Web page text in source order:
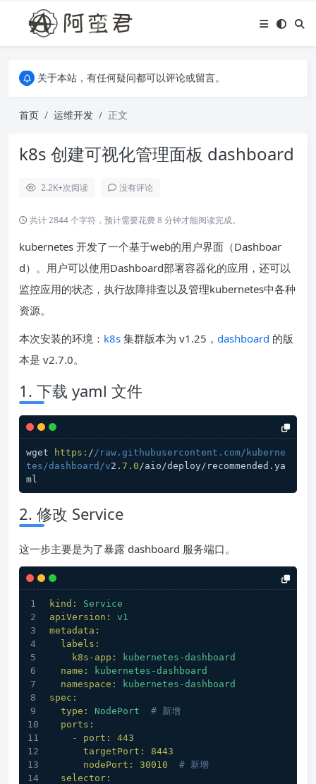
关于本站，有任何疑问都可以评论或留言。
欢迎访问阿蛮君博客~
欢迎访问阿蛮君博客~
首页 运维开发 正文
k8s 创建可视化管理面板 dashboard
2.2K+次阅读 没有评论
共计 2844 个字符，预计需要花费 8 分钟才能阅读完成。
kubernetes 开发了一个基于web的用户界面（Dashboar
d）。用户可以使用Dashboard部署容器化的应用，还可以
监控应用的状态，执行故障排查以及管理kubernetes中各种
资源。
本次安装的环境： k8s 集群版本为 v1.25， dashboard 的版
本是 v2.7.0。
1. 下载 yaml 文件
wget https: //raw.githubusercontent.com/kuberne
tes/dashboard/v2. 7.0/aio/deploy/recommended.ya
ml
2. 修改 Service
这一步主要是为了暴露 dashboard 服务端口。
kind:
Service
apiVersion:
v1
metadata:
labels:
k8s-app:
kubernetes-dashboard
name:
kubernetes-dashboard
namespace:
kubernetes-dashboard
spec:
type:
NodePort
# 新增
ports:
-
port:
443
targetPort:
8443
nodePort:
30010
# 新增
selector: